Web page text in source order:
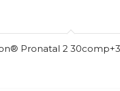
Pronatal 2